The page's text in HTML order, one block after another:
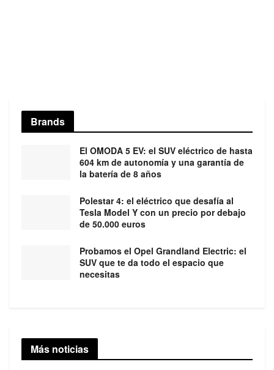
Brands
El OMODA 5 EV: el SUV eléctrico de hasta
604 km de autonomía y una garantía de
la batería de 8 años
Polestar 4: el eléctrico que desafía al
Tesla Model Y con un precio por debajo
de 50.000 euros
Probamos el Opel Grandland Electric: el
SUV que te da todo el espacio que
necesitas
Más noticias